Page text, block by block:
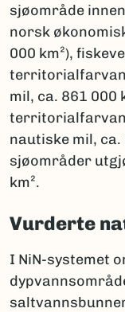
sjøområde
norsk
000 km²),
mil, ca. 861 000
nautiske mil, ca.
sjøområder
km².
Vurderte
I NiN-systemet